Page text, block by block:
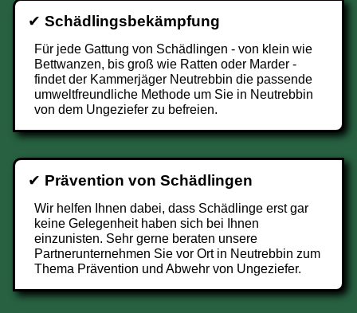
✔ Schädlingsbekämpfung
Für jede Gattung von Schädlingen - von klein wie
Bettwanzen, bis groß wie Ratten oder Marder -
findet der Kammerjäger Neutrebbin die passende
umweltfreundliche Methode um Sie in Neutrebbin
von dem Ungeziefer zu befreien.
✔ Prävention von Schädlingen
Wir helfen Ihnen dabei, dass Schädlinge erst gar
keine Gelegenheit haben sich bei Ihnen
einzunisten. Sehr gerne beraten unsere
Partnerunternehmen Sie vor Ort in Neutrebbin zum
Thema Prävention und Abwehr von Ungeziefer.